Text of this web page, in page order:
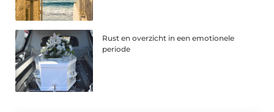
Rust en overzicht in een emotionele
periode